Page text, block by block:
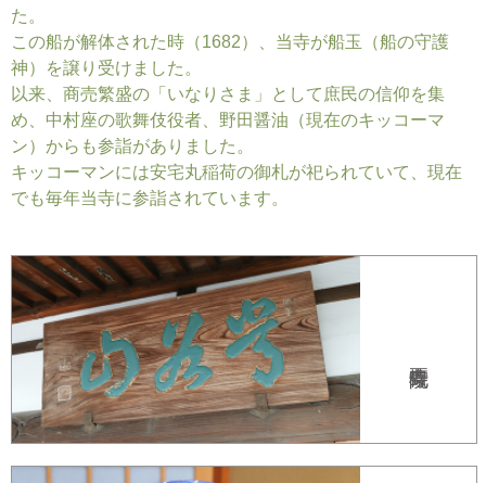
た。
この船が解体された時（1682）、当寺が船玉（船の守護
神）を譲り受けました。
以来、商売繁盛の「いなりさま」として庶民の信仰を集
め、 中村座の歌舞伎役者、野田醤油（現在のキッコーマ
ン）からも参詣がありました。
キッコーマンには安宅丸稲荷の御札が祀られていて、 現在
でも毎年当寺に参詣されています。